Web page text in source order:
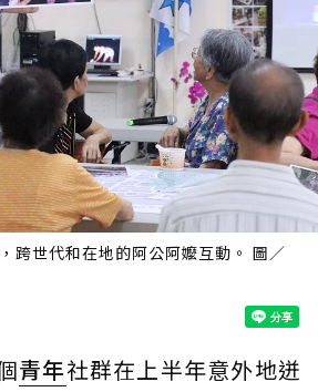
跨世代和在地的阿公阿嬤互動。 圖／
青年社群在上半年意外地迸